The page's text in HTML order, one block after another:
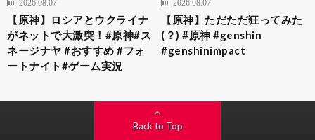
2026.08.07
【原神】ロシアとウクライナ
がネットで大激突！#原神#ス
ネージナヤ #おすすめ #フォ
ートナイト#ゲーム実況
2026.08.07
【原神】ただただ狂ってみた
(？) #原神 #genshin
#genshinimpact
Back to Top